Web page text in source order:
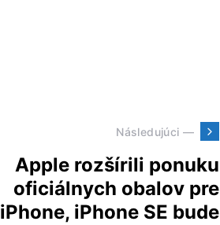
Následujúci —
Apple rozšírili ponuku
oficiálnych obalov pre
iPhone, iPhone SE bude